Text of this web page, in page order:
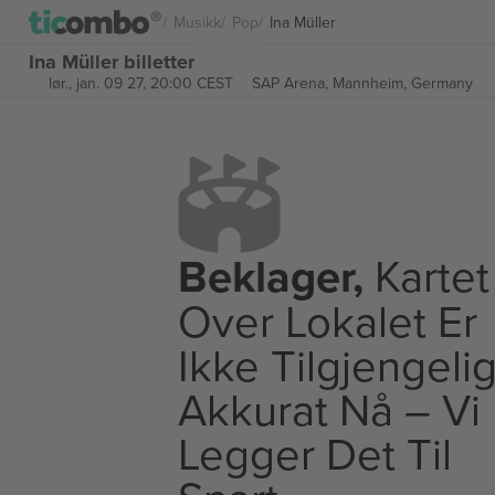
Musikk Pop Ina Müller
Ina Müller billetter
lør., jan. 09 27, 20:00 CEST SAP Arena, Mannheim, Germany
Beklager, Kartet
Over Lokalet Er
Ikke Tilgjengelig
Akkurat Nå – Vi
Legger Det Til